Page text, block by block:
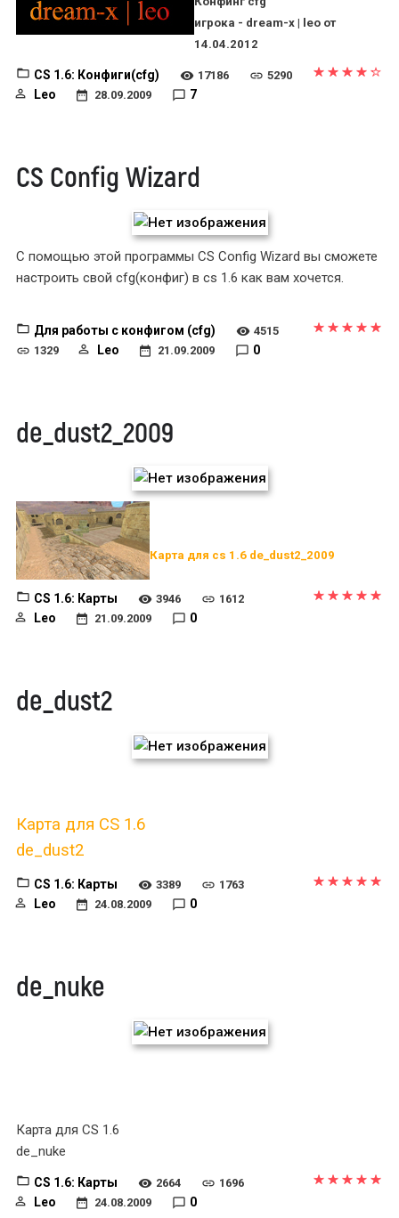
игрока - dream-x | leo от
14.04.2012
CS 1.6: Конфиги(cfg) 17186 5290
Leo 28.09.2009 7
CS Config Wizard
С помощью этой программы CS Config Wizard вы сможете
настроить свой cfg(конфиг) в cs 1.6 как вам хочется.
Для работы с конфигом (cfg)
4515
1329
Leo 21.09.2009 0
de_dust2_2009
Карта для cs 1.6 de_dust2_2009
CS 1.6: Карты 3946 1612
Leo 21.09.2009 0
de_dust2
Карта для CS 1.6
de_dust2
CS 1.6: Карты 3389 1763
Leo 24.08.2009 0
de_nuke
Карта для CS 1.6
de_nuke
CS 1.6: Карты 2664 1696
Leo 24.08.2009 0